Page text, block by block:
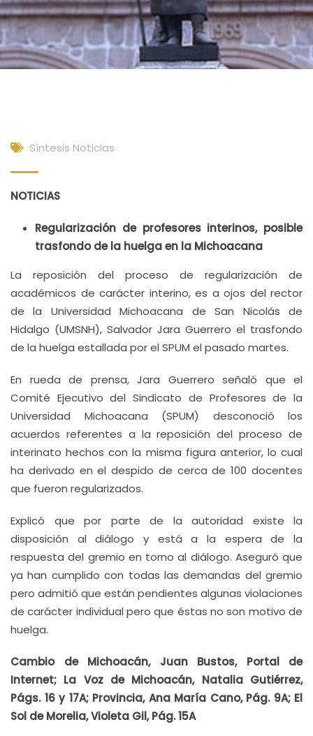
Síntesis Noticias
NOTICIAS
Regularización de profesores interinos, posible
trasfondo de la huelga en la Michoacana
La reposición del proceso de regularización de
académicos de carácter interino, es a ojos del rector
de la Universidad Michoacana de San Nicolás de
Hidalgo (UMSNH), Salvador Jara Guerrero el trasfondo
de la huelga estallada por el SPUM el pasado martes.
En rueda de prensa, Jara Guerrero señaló que el
Comité Ejecutivo del Sindicato de Profesores de la
Universidad Michoacana (SPUM) desconoció los
acuerdos referentes a la reposición del proceso de
interinato hechos con la misma figura anterior, lo cual
ha derivado en el despido de cerca de 100 docentes
que fueron regularizados.
Explicó que por parte de la autoridad existe la
disposición al diálogo y está a la espera de la
respuesta del gremio en torno al diálogo. Aseguró que
ya han cumplido con todas las demandas del gremio
pero admitió que están pendientes algunas violaciones
de carácter individual pero que éstas no son motivo de
huelga.
Cambio de Michoacán, Juan Bustos, Portal de
Internet; La Voz de Michoacán, Natalia Gutiérrez,
Págs. 16 y 17A; Provincia, Ana María Cano, Pág. 9A; El
Sol de Morelia, Violeta Gil, Pág. 15A